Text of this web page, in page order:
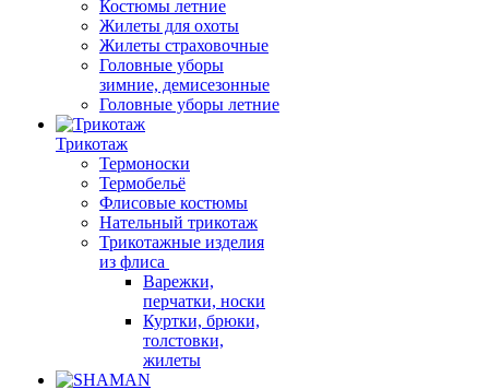
Костюмы летние
Жилеты для охоты
Жилеты страховочные
Головные уборы
зимние, демисезонные
Головные уборы летние
Трикотаж
Термоноски
Термобельё
Флисовые костюмы
Нательный трикотаж
Трикотажные изделия
из флиса
Варежки,
перчатки, носки
Куртки, брюки,
толстовки,
жилеты